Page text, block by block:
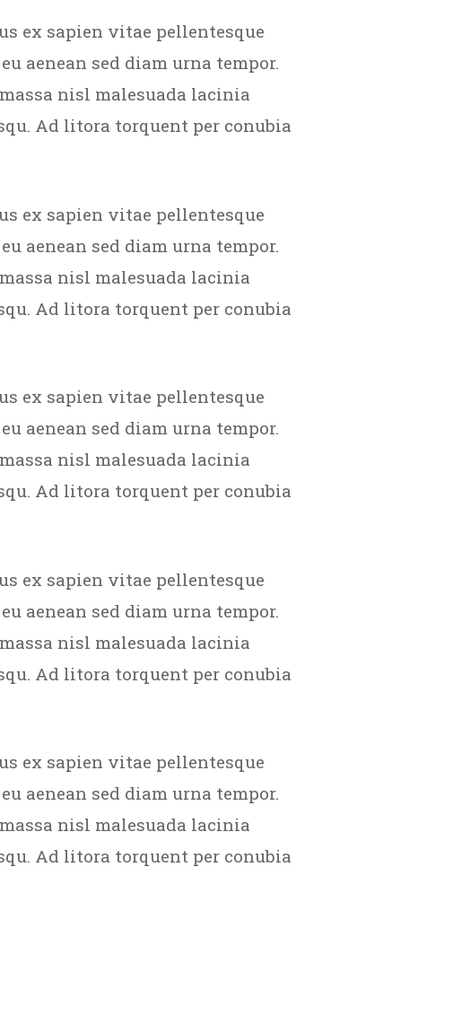
ex sapien vitae pellentesque
aenean sed diam urna tempor.
nisl malesuada lacinia
Ad litora torquent per conubia
ex sapien vitae pellentesque
aenean sed diam urna tempor.
nisl malesuada lacinia
Ad litora torquent per conubia
ex sapien vitae pellentesque
aenean sed diam urna tempor.
nisl malesuada lacinia
Ad litora torquent per conubia
ex sapien vitae pellentesque
aenean sed diam urna tempor.
nisl malesuada lacinia
Ad litora torquent per conubia
ex sapien vitae pellentesque
aenean sed diam urna tempor.
nisl malesuada lacinia
Ad litora torquent per conubia